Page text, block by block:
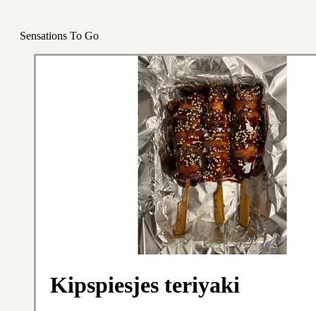
Sensations To Go
Kipspiesjes teriyaki